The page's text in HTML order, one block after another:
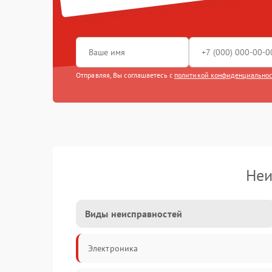
Отправляя, Вы соглашаетесь с политикой
Виды неисправностей
Электроника